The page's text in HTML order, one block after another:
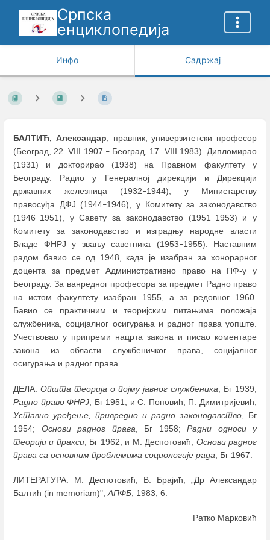
Српска
енциклопедија
Инфо Садржај
БАЛТИЋ, Александар, правник, универзитетски професор
(Београд, 22. VIII 1907 –Београд, 17. VIII 1983). Дипломирао
(1931) и докторирао (1938) на Правном факултету у
Београду. Радио у Генералној дирекцији и Дирекцији
државних железница (1932–1944), у Министарству
правосуђа ДФЈ (1944–1946), у Комитету за законодавство
(1946–1951), у Савету за законодавство (1951–1953) и у
Комитету за законодавство и изградњу народне власти
Владе ФНРЈ у звању саветника (1953–1955). Наставним
радом бавио се од 1948, када је изабран за хонорарног
доцента за предмет Административно право на ПФ-у у
Београду. За ванредног професора за предмет Радно право
на истом факултету изабран 1955, а за редовног 1960.
Бавио се практичним и теоријским питањима положаја
службеника, социјалног осигурања и радног права уопште.
Учествовао у припреми нацрта закона и писао коментаре
закона из области службеничког права, социјалног
осигурања и радног права.
ДЕЛА: Општа теорија о појму јавног службеника , Бг 1939;
Радно право ФНРЈ , Бг 1951; и С. Поповић, П. Димитријевић,
Уставно уређење, привредно и радно законодавство , Бг
1954; Основи радног права , Бг 1958; Радни односи у
теорији и пракси, Бг 1962; и М. Деспотовић, Основи радног
права са основним проблемима социологије рада , Бг 1967.
ЛИТЕРАТУРА: М. Деспотовић, В. Брајић, „Др Александар
Балтић (in memoriam)", АПФБ , 1983, 6.
Ратко Марковић